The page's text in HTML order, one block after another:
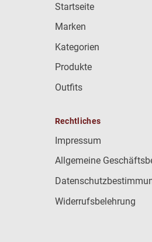
Startseite
Marken
Kategorien
Produkte
Outfits
Rechtliches
Impressum
Allgemeine
Widerrufsbelehrung